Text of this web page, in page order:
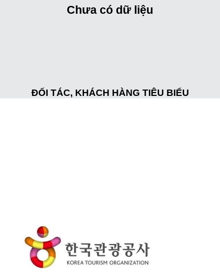
Chưa có dữ liệu
ĐỐI TÁC, KHÁCH HÀNG TIÊU BIỂU